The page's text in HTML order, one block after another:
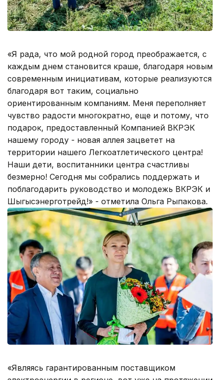
«Я рада, что мой родной город преображается, с
каждым днем становится краше, благодаря новым
современным инициативам, которые реализуются
благодаря вот таким, социально
ориентированным компаниям. Меня переполняет
чувство радости многократно, еще и потому, что
подарок, предоставленный Компанией ВКРЭК
нашему городу - новая аллея зацветет на
территории нашего Легкоатлетического центра!
Наши дети, воспитанники центра счастливы
безмерно! Сегодня мы собрались поддержать и
поблагодарить руководство и молодежь ВКРЭК и
Шыгысэнерготрейд!» - отметила Ольга Рыпакова.
«Являясь гарантированным поставщиком